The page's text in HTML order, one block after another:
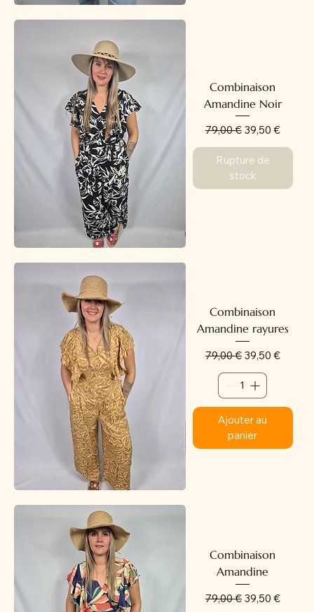
Combinaison
Amandine Noir
Prix original
79,00 € Prix
39,50 €
Rupture de
stock
Combinaison
Amandine rayures
Prix original
79,00 € Prix
39,50 €
Ajouter au
panier
Combinaison
Amandine
Prix original
79,00 € Prix
39,50 €